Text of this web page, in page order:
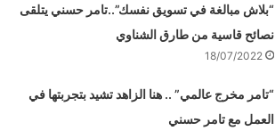
“بلاش مبالغة في تسويق نفسك”..تامر حسني يتلقى
نصائح قاسية من طارق الشناوي
18/07/2022
“تامر مخرج عالمي” .. هنا الزاهد تشيد بتجربتها في
العمل مع تامر حسني